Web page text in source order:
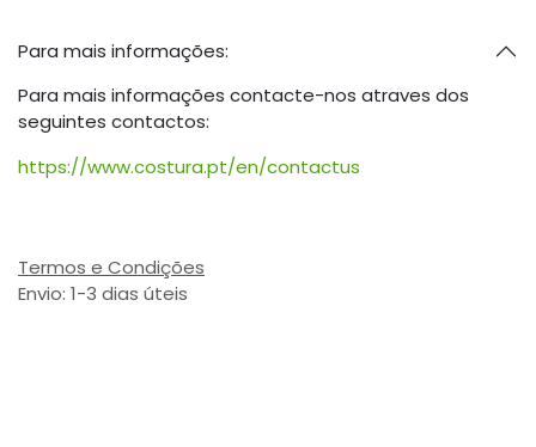
Para mais informações:
Para mais informações contacte-nos atraves dos
seguintes contactos:
https://www.costura.pt/en/contactus
Termos e Condições
Envio: 1-3 dias úteis